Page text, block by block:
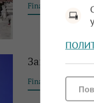
Financial Tribune
Завръщане:
Financial Tribune